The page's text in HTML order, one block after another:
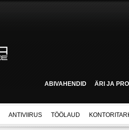
ABIVAHENDID ÄRI JA
ANTIVIIRUS TÖÖLAUD